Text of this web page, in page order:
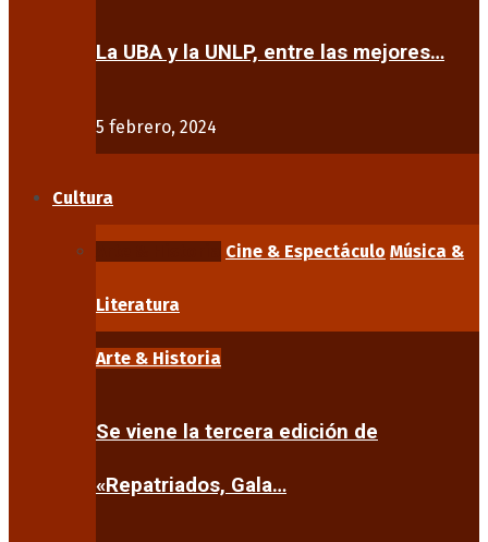
La UBA y la UNLP, entre las mejores…
5 febrero, 2024
Cultura
Cine & Espectáculo Música &
Literatura
Arte & Historia
Se viene la tercera edición de
«Repatriados, Gala…